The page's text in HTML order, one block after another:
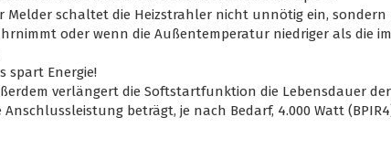
Melder schaltet die Heizstrahler nicht unnötig ein, sondern
oder wenn die Außentemperatur niedriger als die
spart Energie!
verlängert die Softstartfunktion die Lebensdauer
Anschlussleistung beträgt, je nach Bedarf, 4.000 Watt